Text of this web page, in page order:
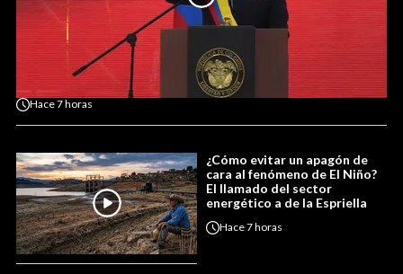
Hace7 horas
¿Cómo evitar un apagón de
cara al fenómeno de El Niño?
El llamado del sector
energético a de la Espriella
Hace7 horas